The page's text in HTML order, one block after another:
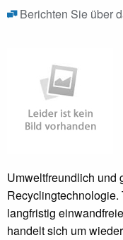
Berichten Sie über
Umweltfreundlich und
Recyclingtechnologie.
langfristig
handelt sich um